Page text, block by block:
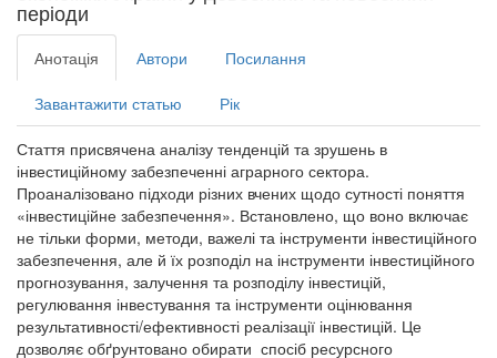
періоди
Анотація Автори Посилання
Завантажити статью Рік
Стаття присвячена аналізу тенденцій та зрушень в
інвестиційному забезпеченні аграрного сектора.
Проаналізовано підходи різних вчених щодо сутності поняття
«інвестиційне забезпечення». Встановлено, що воно включає
не тільки форми, методи, важелі та інструменти інвестиційного
забезпечення, але й їх розподіл на інструменти інвестиційного
прогнозування, залучення та розподілу інвестицій,
регулювання інвестування та інструменти оцінювання
результативності/ефективності реалізації інвестицій. Це
дозволяє обґрунтовано обирати спосіб ресурсного